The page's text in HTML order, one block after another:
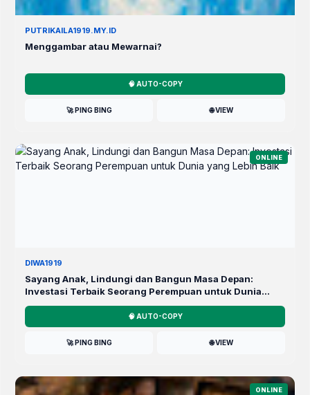
PUTRIKAILA1919.MY.ID
Menggambar atau Mewarnai?
🧠 AUTO-COPY
🚀 PING BING 🌐 VIEW
ONLINE
DIWA1919
Sayang Anak, Lindungi dan Bangun Masa Depan:
Investasi Terbaik Seorang Perempuan untuk Dunia
yang Lebih Baik
🧠 AUTO-COPY
🚀 PING BING 🌐 VIEW
ONLINE